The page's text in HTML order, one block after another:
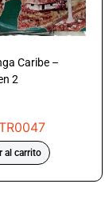
Caribe –
2
al carrito